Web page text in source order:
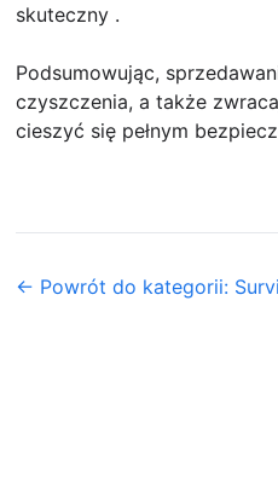
skuteczny .
Podsumowując,
czyszczenia, a także
cieszyć się pełnym
← Powrót do kategorii: